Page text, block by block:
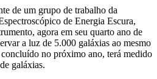
de um grupo de trabalho da
de Energia Escura,
agora em seu quarto ano de
a luz de 5.000 galáxias ao mesmo
no próximo ano, terá medido
galáxias.